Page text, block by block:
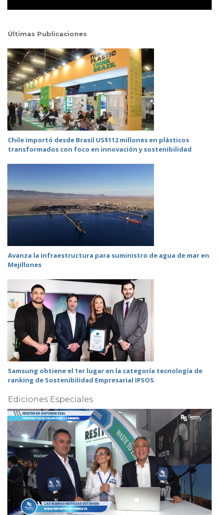
Últimas Publicaciones
Chile importó desde Brasil US$112 millones en plásticos
transformados con foco en innovación y sostenibilidad
Avanza la infraestructura para suministro de agua de mar en
Mejillones
Samsung obtiene el 1er lugar en la categoría tecnología de
ranking de Sostenibilidad Empresarial IPSOS
Ediciones Especiales